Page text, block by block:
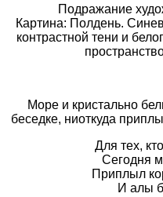
Подражание
Картина: Полдень.
контрастной тени и
Море и кристально
беседке, ниоткуда
Для тех,
Сегодня
Приплыл
И алы